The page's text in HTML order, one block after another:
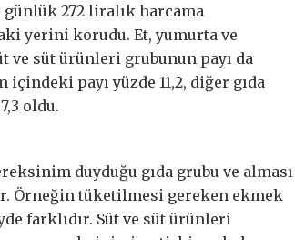
272 liralık harcama
yerini korudu. Et, yumurta ve
ve süt ürünleri grubunun payı da
payı yüzde 11,2, diğer gıda
oldu.
duyduğu gıda grubu ve alması
Örneğin tüketilmesi gereken ekmek
farklıdır. Süt ve süt ürünleri